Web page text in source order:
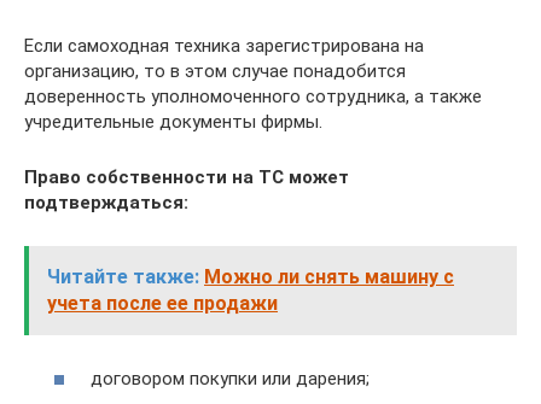
Если самоходная техника зарегистрирована на
организацию, то в этом случае понадобится
доверенность уполномоченного сотрудника, а также
учредительные документы фирмы.
Право собственности на ТС может
подтверждаться:
Читайте также: Можно ли снять машину с
учета после ее продажи
договором покупки или дарения;